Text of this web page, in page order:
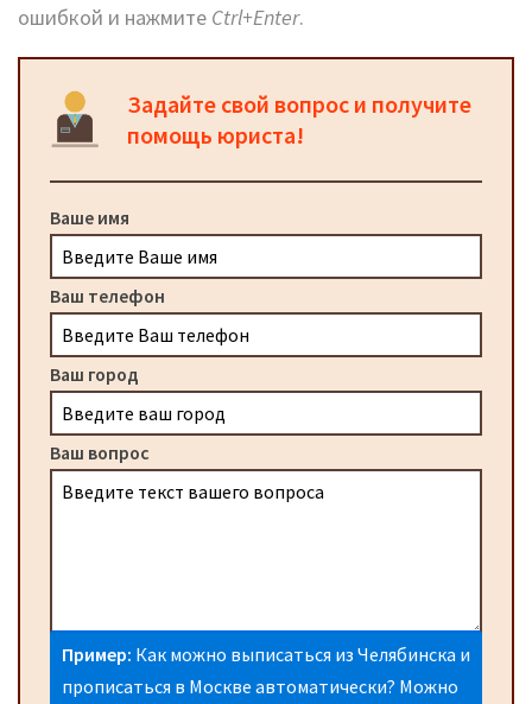
ошибкой и нажмите Ctrl+Enter.
Задайте свой вопрос и получите
помощь юриста!
Ваше имя
Ваш телефон
Ваш город
Ваш вопрос
Пример: Как можно выписаться из Челябинска и
прописаться в Москве автоматически? Можно